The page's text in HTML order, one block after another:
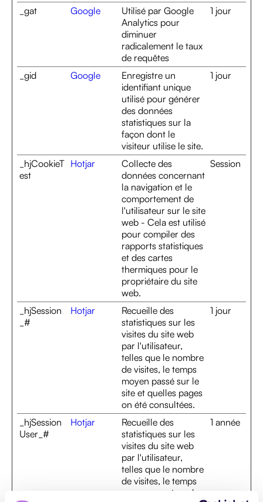
_gat Google
Utilisé par Google
Analytics pour
diminuer
radicalement le taux
de requêtes
1 jour
_gid Google
Enregistre un
identifiant unique
utilisé pour générer
des données
statistiques sur la
façon dont le
visiteur utilise le site.
1 jour
_hjCookieT
est
Hotjar
Collecte des
données concernant
la navigation et le
comportement de
l'utilisateur sur le site
web - Cela est utilisé
pour compiler des
rapports statistiques
et des cartes
thermiques pour le
propriétaire du site
web.
Session
_hjSession
_#
Hotjar
Recueille des
statistiques sur les
visites du site web
par l'utilisateur,
telles que le nombre
de visites, le temps
moyen passé sur le
site et quelles pages
on été consultées.
1 jour
_hjSession
User_#
Hotjar
Recueille des
statistiques sur les
visites du site web
par l'utilisateur,
telles que le nombre
de visites, le temps
moyen passé sur le
1 année